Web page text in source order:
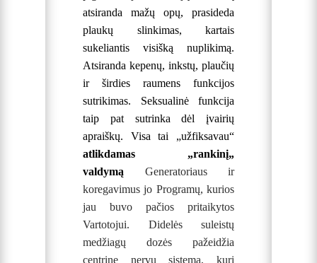
atsiranda mažų opų, prasideda
plaukų slinkimas, kartais
sukeliantis visišką nuplikimą.
Atsiranda kepenų, inkstų, plaučių
ir širdies raumens funkcijos
sutrikimas. Seksualinė funkcija
taip pat sutrinka dėl įvairių
apraiškų. Visa tai „užfiksavau“
atlikdamas „rankinį„
valdymą
Generatoriaus
ir
koregavimus jo Programų, kurios
jau buvo pačios pritaikytos
Vartotojui. Didelės suleistų
medžiagų dozės pažeidžia
centrinę nervų sistemą, kuri